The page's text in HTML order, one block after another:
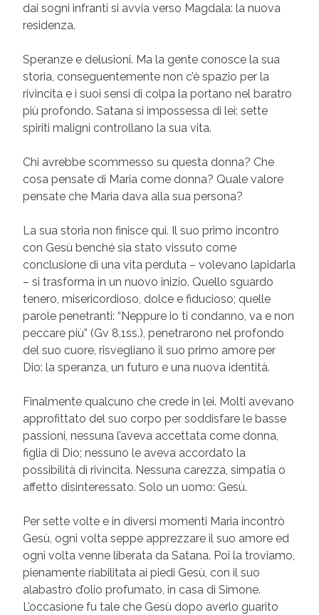
dai sogni infranti si avvia verso Magdala: la nuova
residenza.
Speranze e delusioni. Ma la gente conosce la sua
storia, conseguentemente non c’è spazio per la
rivincita e i suoi sensi di colpa la portano nel baratro
più profondo. Satana si impossessa di lei: sette
spiriti maligni controllano la sua vita.
Chi avrebbe scommesso su questa donna? Che
cosa pensate di Maria come donna? Quale valore
pensate che Maria dava alla sua persona?
La sua storia non finisce qui. Il suo primo incontro
con Gesù benché sia stato vissuto come
conclusione di una vita perduta – volevano lapidarla
– si trasforma in un nuovo inizio. Quello sguardo
tenero, misericordioso, dolce e fiducioso; quelle
parole penetranti: “Neppure io ti condanno, va e non
peccare più” (Gv 8,1ss.), penetrarono nel profondo
del suo cuore, risvegliano il suo primo amore per
Dio: la speranza, un futuro e una nuova identità.
Finalmente qualcuno che crede in lei. Molti avevano
approfittato del suo corpo per soddisfare le basse
passioni, nessuna l’aveva accettata come donna,
figlia di Dio; nessuno le aveva accordato la
possibilità di rivincita. Nessuna carezza, simpatia o
affetto disinteressato. Solo un uomo: Gesù.
Per sette volte e in diversi momenti Maria incontrò
Gesù, ogni volta seppe apprezzare il suo amore ed
ogni volta venne liberata da Satana. Poi la troviamo,
pienamente riabilitata ai piedi Gesù, con il suo
alabastro d’olio profumato, in casa di Simone.
L’occasione fu tale che Gesù dopo averlo guarito